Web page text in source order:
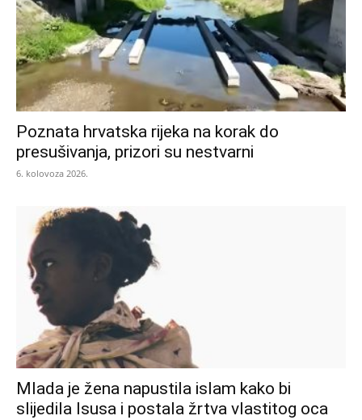
Poznata hrvatska rijeka na korak do
presušivanja, prizori su nestvarni
6. kolovoza 2026.
Mlada je žena napustila islam kako bi
slijedila Isusa i postala žrtva vlastitog oca